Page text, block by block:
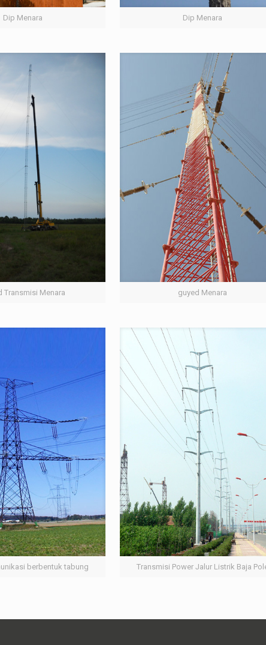
Dip Menara Dip Menara
Transmisi Menara guyed Menara
berbentuk tabung Transmisi Power Jalur Listrik Baja